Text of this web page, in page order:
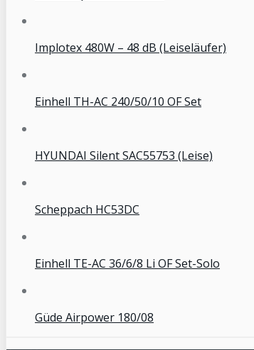
Implotex 480W – 48 dB (Leiseläufer)
Einhell TH-AC 240/50/10 OF Set
HYUNDAI Silent SAC55753 (Leise)
Scheppach HC53DC
Einhell TE-AC 36/6/8 Li OF Set-Solo
Güde Airpower 180/08